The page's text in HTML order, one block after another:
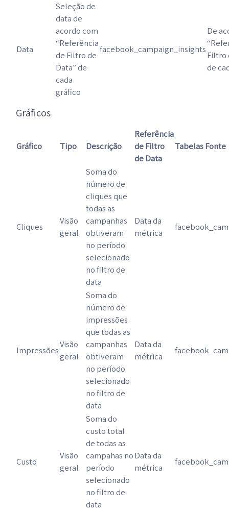
Data
Seleção de
data de
acordo com
“Referência
de Filtro de
Data” de
cada
gráfico
facebook_campaign_insights
De
Filtro
de
Gráficos
Gráfico Tipo Descrição
Referência
de Filtro
de Data
Tabelas Fonte
Cliques
Visão
geral
Soma do
número de
cliques que
todas as
campanhas
obtiveram
no período
selecionado
no filtro de
data
Data da
métrica
Impressões
Visão
geral
Soma do
número de
impressões
que todas as
campanhas
obtiveram
no período
selecionado
no filtro de
data
Data da
métrica
Custo
Visão
geral
Soma do
custo total
de todas as
campahas no
período
selecionado
no filtro de
data
Data da
métrica